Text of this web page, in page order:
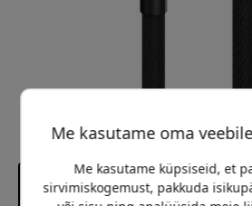
Me kasutame oma
Me kasutame küpsiseid, et
sirvimiskogemust, pakkuda